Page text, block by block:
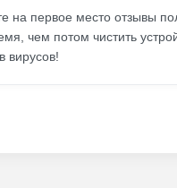
первое место отзывы
чем потом чистить
вирусов!